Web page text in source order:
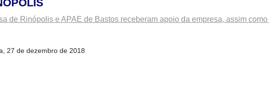
de Rinópolis e APAE de Bastos receberam apoio da empresa, assim
27 de dezembro de 2018